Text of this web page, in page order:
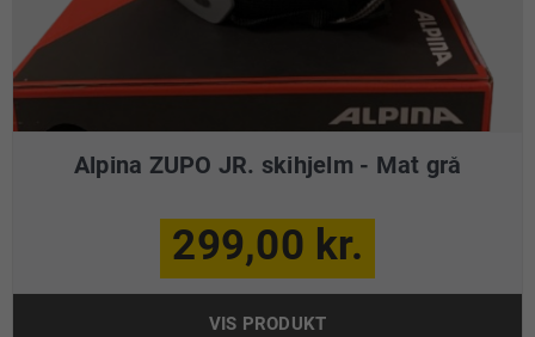
Alpina ZUPO JR. skihjelm - Mat grå
299,00 kr.
VIS PRODUKT